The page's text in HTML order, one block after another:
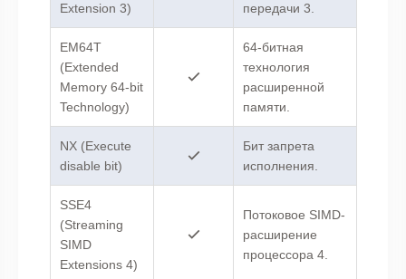
Extension 3)
передачи 3.
EM64T
(Extended
Memory 64-bit
Technology)
64-битная
технология
расширенной
памяти.
NX (Execute
disable bit)
Бит запрета
исполнения.
SSE4
(Streaming
SIMD
Extensions 4)
Потоковое SIMD-
расширение
процессора 4.